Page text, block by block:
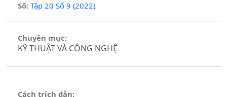
Số: Tập 20 Số 9 (2022)
Chuyên mục:
KỸ THUẬT VÀ CÔNG NGHỆ
Cách trích dẫn: